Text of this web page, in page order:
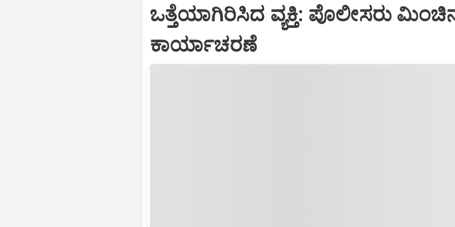
ಒತ್ತೆಯಾಗಿರಿಸಿದ ವ್ಯಕ್ತಿ: ಪೊಲೀಸರು
ಕಾರ್ಯಾಚರಣೆ